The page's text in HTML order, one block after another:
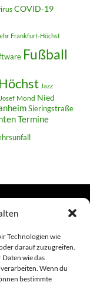
Technologien wie
darauf zuzugreifen.
wie das
Wenn du
bestimmte
COVID-19
Frankfurt-Höchst
Fußball
Höchst Jazz
Mond Nied
Sieringstraße
Termine